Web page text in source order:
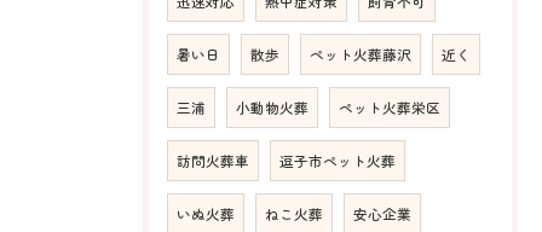
暑い日 散歩 ペット火葬藤沢 近く
三浦 小動物火葬 ペット火葬栄区
訪問火葬車 逗子市ペット火葬
いぬ火葬 ねこ火葬 安心企業